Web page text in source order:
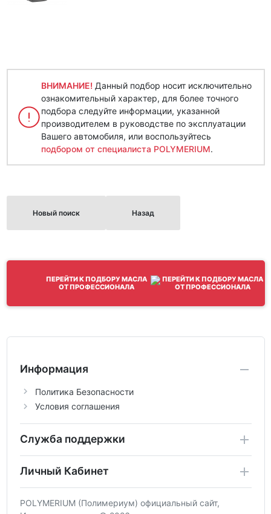
ВНИМАНИЕ! Данный подбор носит исключительно
ознакомительный характер, для более точного
подбора следуйте информации, указанной
производителем в руководстве по эксплуатации
Вашего автомобиля, или воспользуйтесь
подбором от специалиста POLYMERIUM.
Новый поиск Назад
ПЕРЕЙТИ К ПОДБОРУ МАСЛА
ОТ ПРОФЕССИОНАЛА
Информация
Политика Безопасности
Условия соглашения
Служба поддержки
Личный Кабинет
POLYMERIUM (Полимериум) официальный сайт,